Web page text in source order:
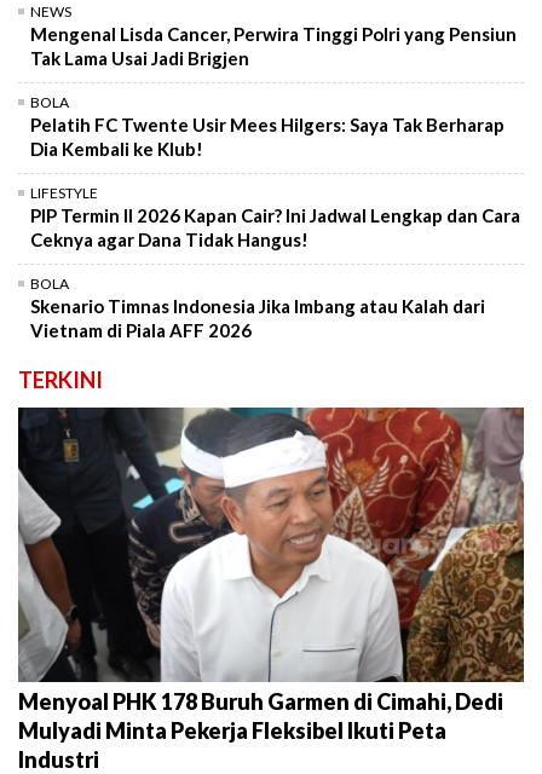
NEWS
Mengenal Lisda Cancer, Perwira Tinggi Polri yang Pensiun
Tak Lama Usai Jadi Brigjen
BOLA
Pelatih FC Twente Usir Mees Hilgers: Saya Tak Berharap
Dia Kembali ke Klub!
LIFESTYLE
PIP Termin II 2026 Kapan Cair? Ini Jadwal Lengkap dan Cara
Ceknya agar Dana Tidak Hangus!
BOLA
Skenario Timnas Indonesia Jika Imbang atau Kalah dari
Vietnam di Piala AFF 2026
TERKINI
Menyoal PHK 178 Buruh Garmen di Cimahi, Dedi
Mulyadi Minta Pekerja Fleksibel Ikuti Peta
Industri